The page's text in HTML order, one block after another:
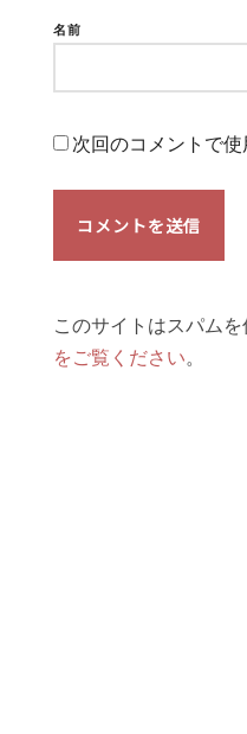
名前
次回のコメントで
このサイトはスパムを
をご覧ください。